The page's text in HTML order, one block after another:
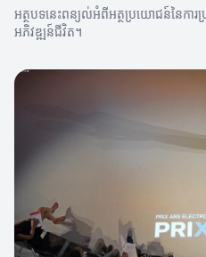
អត្ថបទនេះពន្យល់អំពីអត្ថប្រយោជន៍នៃការ
អភិវឌ្ឍន៍ជីវិត។